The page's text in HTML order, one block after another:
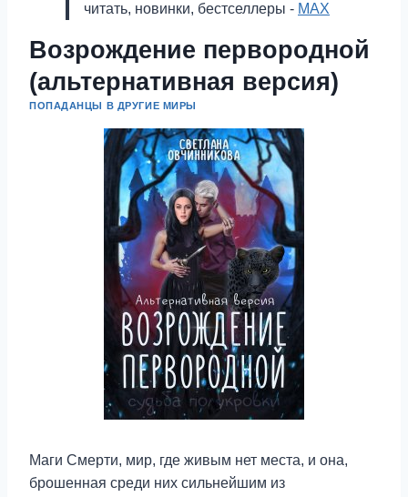
читать, новинки, бестселлеры - MAX
Возрождение первородной
(альтернативная версия)
ПОПАДАНЦЫ В ДРУГИЕ МИРЫ
Маги Смерти, мир, где живым нет места, и она,
брошенная среди них сильнейшим из